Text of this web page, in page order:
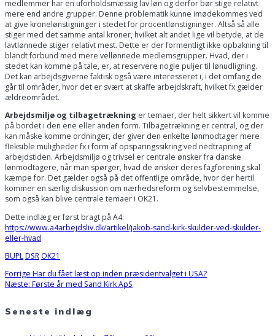
medlemmer har en uforholdsmæssig lav løn og derfor bør stige relativt
mere end andre grupper. Denne problematik kunne imødekommes ved
at give kronelønstigninger i stedet for procentlønstigninger. Altså så alle
stiger med det samme antal kroner, hvilket alt andet lige vil betyde, at de
lavtlønnede stiger relativt mest. Dette er der formentligt ikke opbakning til
blandt forbund med mere vellønnede medlemsgrupper. Hvad, der i
stedet kan komme på tale, er, at reservere nogle puljer til lønudligning.
Det kan arbejdsgiverne faktisk også være interesseret i, i det omfang de
går til områder, hvor det er svært at skaffe arbejdskraft, hvilket fx gælder
ældreområdet.
Arbejdsmiljø og tilbagetrækning er temaer, der helt sikkert vil komme
på bordet i den ene eller anden form. Tilbagetrækning er central, og der
kan måske komme ordninger, der giver den enkelte lønmodtager mere
fleksible muligheder fx i form af opsparingssikring ved nedtrapning af
arbejdstiden. Arbejdsmiljø og trivsel er centrale ønsker fra danske
lønmodtagere, når man spørger, hvad de ønsker deres fagforening skal
kæmpe for. Det gælder også på det offentlige område, hvor der hertil
kommer en særlig diskussion om nærhedsreform og selvbestemmelse,
som også kan blive centrale temaer i OK21.
Dette indlæg er først bragt på A4:
https://www.a4arbejdsliv.dk/artikel/jakob-sand-kirk-skulder-ved-skulder-
eller-hvad
BUPLDSR OK21
Indlægsnavigation
Forrige Forrige
indlæg:
Har du fået læst op inden præsidentvalget i USA?
Næste: Næste
Første år med Sand Kirk ApS
Seneste indlæg